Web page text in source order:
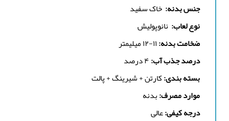
جنس بدنه: خاک سفید
نوع لعاب: نانوپولیش
ضخامت بدنه:
درصد جذب آب:
بسته بندی:کارتن + شیرینگ + پالت
موارد مصرف:بدنه
درجه کیفی:عالی